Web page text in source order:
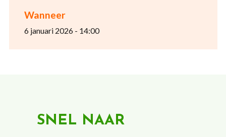
Wanneer
6 januari 2026 - 14:00
SNEL NAAR